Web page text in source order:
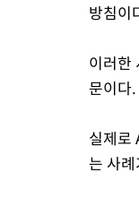
방침이
이러한
문이다.
실제로
는 사